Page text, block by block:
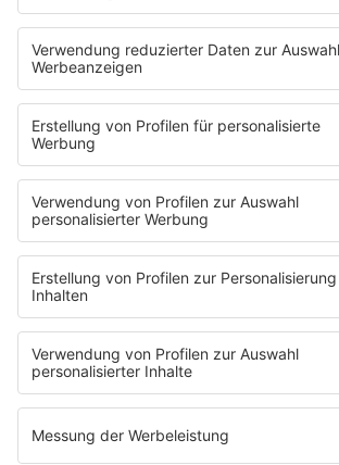
Chat-Community
SALÜ TV
SERVICE
Wetter
Verkehr & Blitzer
Weggehtipps
Jobbörse
Tipps und Tricks
SALÜ BONUS